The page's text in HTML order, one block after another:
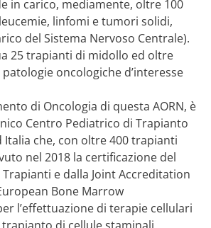
in carico, mediamente, oltre 100
linfomi e tumori solidi,
del Sistema Nervoso Centrale).
25 trapianti di midollo ed oltre
oncologiche d’interesse
di Oncologia di questa AORN, è
Centro Pediatrico di Trapianto
Italia che, con oltre 400 trapianti
nel 2018 la certificazione del
e dalla Joint Accreditation
Bone Marrow
l’effettuazione di terapie cellulari